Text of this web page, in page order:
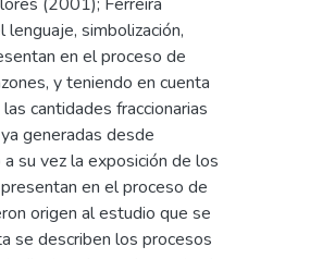
simbolización,
en el proceso de
y teniendo en cuenta
cantidades fraccionarias
generadas desde
su vez la exposición de los
en el proceso de
origen al estudio que se
se describen los procesos